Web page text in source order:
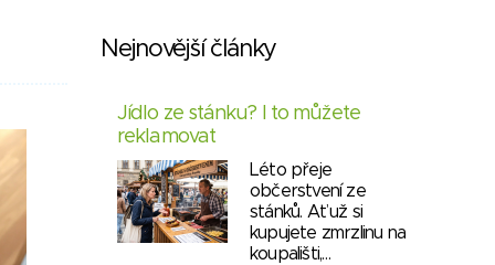
Nejnovější články
Jídlo ze stánku? I to můžete
reklamovat
Léto přeje
občerstvení ze
stánků. Ať už si
kupujete zmrzlinu na
koupališti,…